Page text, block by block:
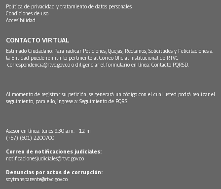
Política de privacidad y tratamiento de datos personales
Condiciones de uso
Accesibilidad
CONTACTO VIRTUAL
Estimado Ciudadano: Para radicar Peticiones, Quejas, Reclamos, Solicitudes y Felicitaciones a
la Entidad puede remitir lo pertinente al Correo Oficial Institucional de RTVC
correspondencia@rtvc.gov.co o diligenciar el formulario en línea: Contacto PQRSD.
Al momento de registrar su petición, se generará un código con el cual usted podrá realizar el
seguimiento, para ello, ingrese a: Seguimiento de PQRS
Asesor en línea: lunes 9:30 a.m. - 12 m
(+57) (601) 2200700
Correo de notificaciones judiciales:
notificacionesjudiciales@rtvc.gov.co
Denuncias por actos de corrupción:
soytransparente@rtvc.gov.co